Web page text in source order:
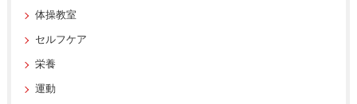
体操教室
セルフケア
栄養
運動